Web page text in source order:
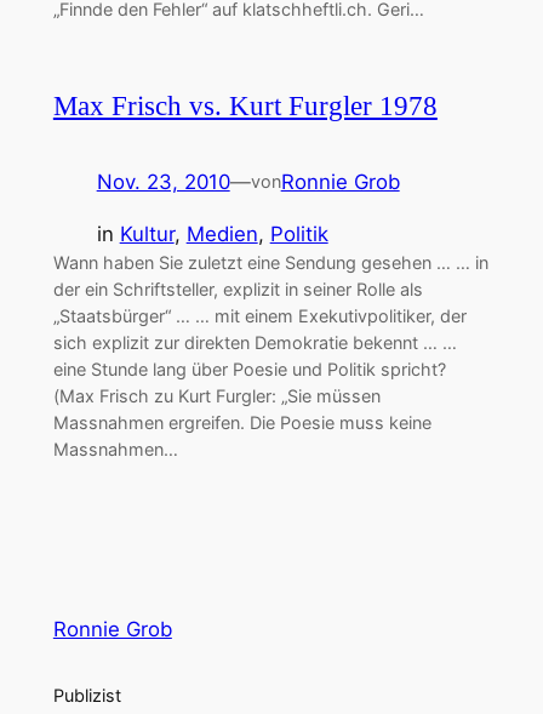
„Finnde den Fehler“ auf klatschheftli.ch. Geri…
Max Frisch vs. Kurt Furgler 1978
Nov. 23, 2010—vonRonnie Grob
in Kultur, Medien, Politik
Wann haben Sie zuletzt eine Sendung gesehen … … in
der ein Schriftsteller, explizit in seiner Rolle als
„Staatsbürger“ … … mit einem Exekutivpolitiker, der
sich explizit zur direkten Demokratie bekennt … …
eine Stunde lang über Poesie und Politik spricht?
(Max Frisch zu Kurt Furgler: „Sie müssen
Massnahmen ergreifen. Die Poesie muss keine
Massnahmen…
Ronnie Grob
Publizist